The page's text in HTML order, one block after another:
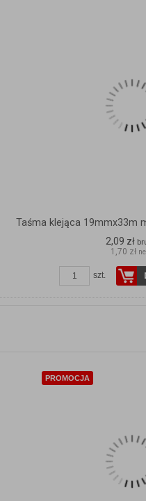
Taśma klejąca 19mmx33m
2,09 zł
1,70 zł
szt.
PROMOCJA